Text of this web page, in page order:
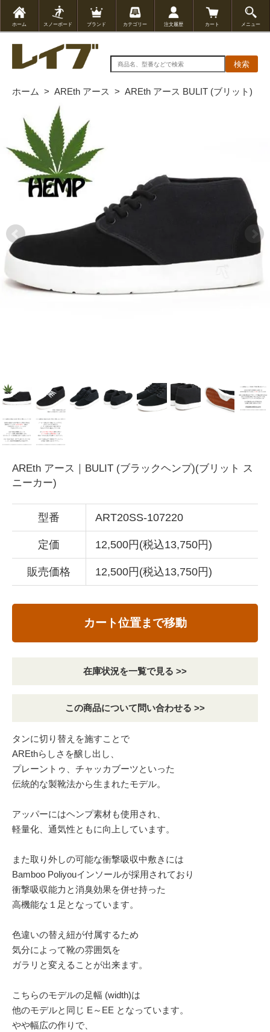
ホーム スノーボード ブランド カテゴリー 注文履歴 カート メニュー
検索
ホーム > AREth アース > AREth アース BULIT (ブリット)
AREth アース｜BULIT (ブラックヘンプ)(ブリット ス
ニーカー)
型番 ART20SS-107220
定価 12,500円(税込13,750円)
販売価格 12,500円(税込13,750円)
カート位置まで移動
在庫状況を一覧で見る >>
この商品について問い合わせる >>
タンに切り替えを施すことで
AREthらしさを醸し出し、
プレーントゥ、チャッカブーツといった
伝統的な製靴法から生まれたモデル。
アッパーにはヘンプ素材も使用され、
軽量化、通気性ともに向上しています。
また取り外しの可能な衝撃吸収中敷きには
Bamboo Poliyouインソールが採用されており
衝撃吸収能力と消臭効果を併せ持った
高機能な１足となっています。
色違いの替え紐が付属するため
気分によって靴の雰囲気を
ガラリと変えることが出来ます。
こちらのモデルの足幅 (width)は
他のモデルと同じ E～EE となっています。
やや幅広の作りで、